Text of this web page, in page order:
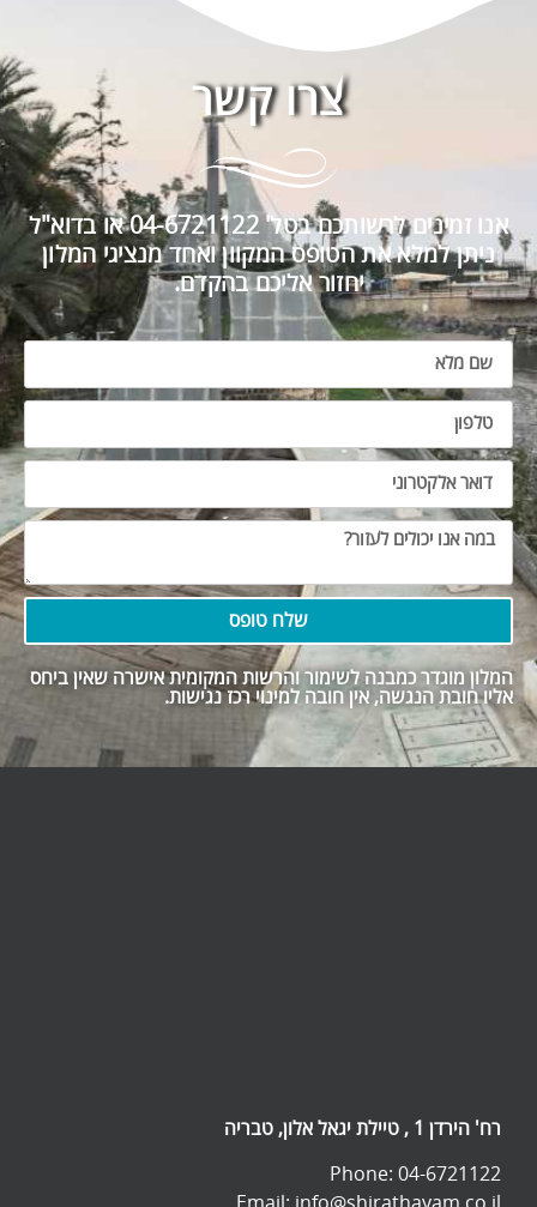
צרו קשר
אנו זמינים לרשותכם בטל' 04-6721122 או בדוא"ל
ניתן למלא את הטופס המקוון ואחד מנציגי המלון
יחזור אליכם בהקדם.
שלח טופס
המלון מוגדר כמבנה לשימור והרשות המקומית אישרה שאין ביחס
אליו חובת הנגשה, אין חובה למינוי רכז נגישות.
רח' הירדן 1 , טיילת יגאל אלון, טבריה
Phone: 04-6721122